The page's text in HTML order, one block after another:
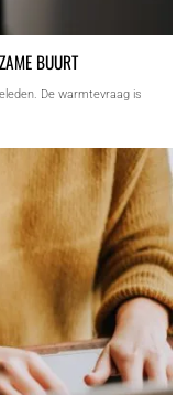
BUURT
De warmtevraag is